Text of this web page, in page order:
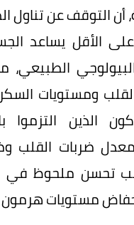
أن التوقف عن تناول
الأقل يساعد
الطبيعي،
ومستويات
الذين التزموا
ضربات القلب
تحسن ملحوظ في
مستويات هرمون